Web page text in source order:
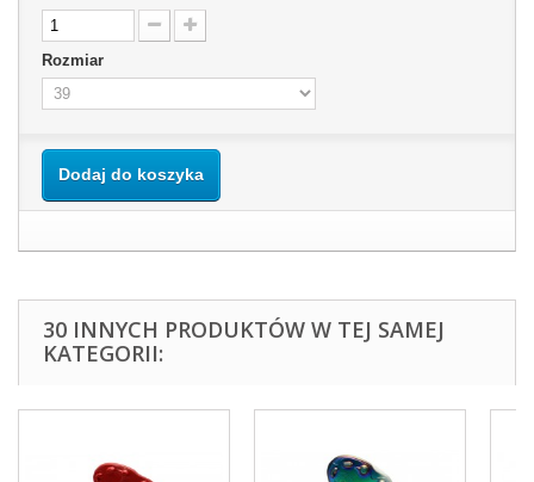
Rozmiar
Dodaj do koszyka
30 INNYCH PRODUKTÓW W TEJ SAMEJ
KATEGORII: